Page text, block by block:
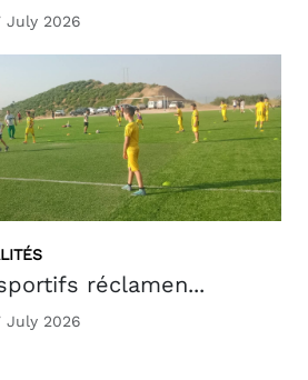
July 2026
réclamen...
July 2026